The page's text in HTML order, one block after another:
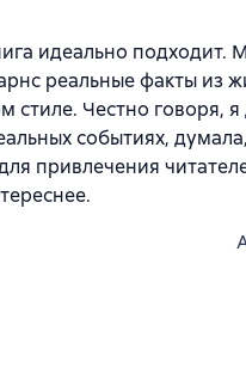
идеально подходит.
реальные факты из
стиле. Честно говоря,
событиях,
привлечения